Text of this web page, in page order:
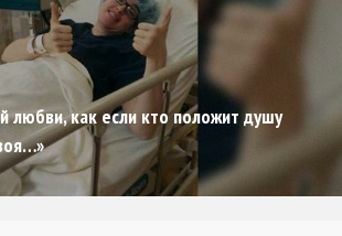
любви, как если кто положит душу